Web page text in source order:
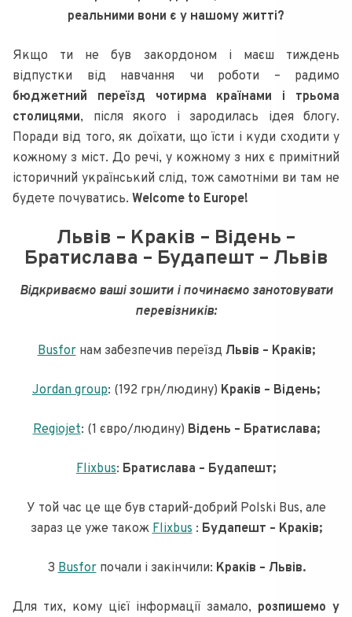
реальними вони є у нашому житті?
Якщо ти не був закордоном і маєш тиждень
відпустки від навчання чи роботи – радимо
бюджетний переїзд чотирма країнами і трьома
столицями, після якого і зародилась ідея блогу.
Поради від того, як доїхати, що їсти і куди сходити у
кожному з міст. До речі, у кожному з них є примітний
історичний український слід, тож самотніми ви там не
будете почуватись. Welcome to Europe!
Львів – Краків – Відень –
Братислава – Будапешт – Львів
Відкриваємо ваші зошити і починаємо занотовувати
перевізників:
Busforнам забезпечив переїзд Львів – Краків;
Jordan group: (192 грн/людину) Краків – Відень;
Regiojet: (1 євро/людину) Відень – Братислава;
Flixbus: Братислава – Будапешт;
У той час це ще був старий-добрий Polski Bus, але
зараз це уже такожFlixbus: Будапешт – Краків;
ЗBusforпочали і закінчили: Краків – Львів.
Для тих, кому цієї інформації замало, розпишемо у